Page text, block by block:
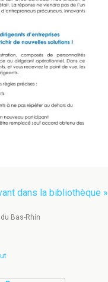
dans la bibliothèque »
Bas-Rhin